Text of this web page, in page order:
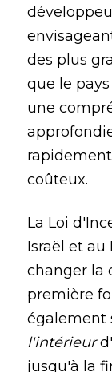
des plus
que le
une
coûteux.
La Loi
Israël et au
changer la
première
également
l'intérieur
jusqu'à la